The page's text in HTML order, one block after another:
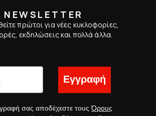
NEWSLETTER
πρώτοι για νέες κυκλοφορίες,
εκδηλώσεις και πολλά άλλα.
Εγγραφή
σας αποδέχεστε τουςΌρους